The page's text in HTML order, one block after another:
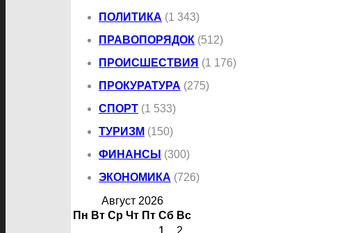
ПОЛИТИКА (1 343)
ПРАВОПОРЯДОК (512)
ПРОИСШЕСТВИЯ (1 176)
ПРОКУРАТУРА (275)
СПОРТ (1 533)
ТУРИЗМ (150)
ФИНАНСЫ (300)
ЭКОНОМИКА (726)
Август 2026
Пн Вт Ср Чт Пт Сб Вс